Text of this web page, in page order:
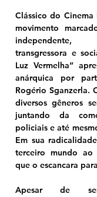
Clássico do
movimento
transgressora e
Luz Vermelha”
anárquica por
Rogério Sganzerla.
diversos gêneros
juntando da
policiais e até
Em sua
terceiro mundo ao
que o escancara
Apesar de ser